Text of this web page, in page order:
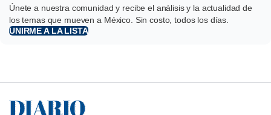
Únete a nuestra comunidad y recibe el análisis y la actualidad de
los temas que mueven a México. Sin costo, todos los días.
UNIRME A LA LISTA